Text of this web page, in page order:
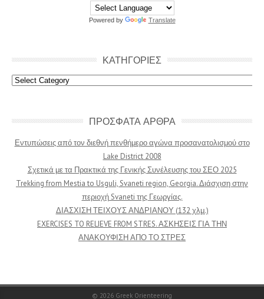
Powered by Translate
ΚΑΤΗΓΟΡΙΕΣ
Κατηγοριες
ΠΡΟΣΦΑΤΑ ΑΡΘΡΑ
Εντυπώσεις από τον διεθνή πενθήμερο αγώνα προσανατολισμού στο
Lake District 2008
Σχετικά με τα Πρακτικά της Γενικής Συνέλευσης του ΣΕΟ 2025
Trekking from Mestia to Usguli, Svaneti region, Georgia. Διάσχιση στην
περιοχή Svaneti της Γεωργίας.
ΔΙΑΣΧΙΣΗ ΤΕΙΧΟΥΣ ΑΝΔΡΙΑΝΟΥ (132 χλμ.)
EXERCISES TO RELIEVE FROM STRES. ΑΣΚΗΣΕΙΣ ΓΙΑ ΤΗΝ
ΑΝΑΚΟΥΦΙΣΗ ΑΠΟ ΤΟ ΣΤΡΕΣ
© 2026 Greek Orienteering